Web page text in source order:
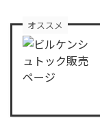
オススメ